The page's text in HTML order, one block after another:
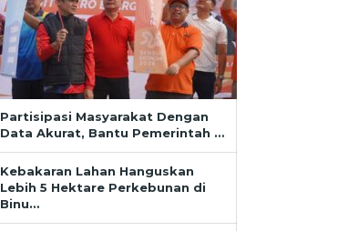
Partisipasi Masyarakat Dengan
Data Akurat, Bantu Pemerintah …
Kebakaran Lahan Hanguskan
Lebih 5 Hektare Perkebunan di
Binu…